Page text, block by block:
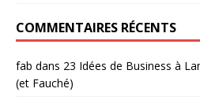
COMMENTAIRES RÉCENTS
fab dans 23 Idées de Business à
(et Fauché)